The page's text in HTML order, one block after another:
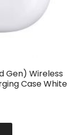
Gen) Wireless
Case White